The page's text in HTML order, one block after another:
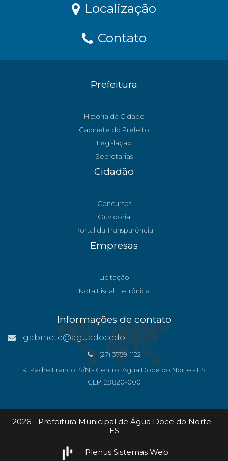
Localização
Contato
Prefeitura
História da Cidade
Gabinete do Prefeito
Legislação
Secretarias
Cidadão
Concursos
Ouvidoria
Portal da Transparência
Empresas
Licitação
Nota Fiscal Eletrônica
Informações de contato
gabinete@aguadocedonorte.es.gov.br
(27) 3759-1122
R. Padre Franco, S/N - Centro, Água Doce do Norte - ES
CEP: 29820-000
2026 - Prefeitura Municipal de Água Doce do Norte -
ES
Plenus Sistemas Web